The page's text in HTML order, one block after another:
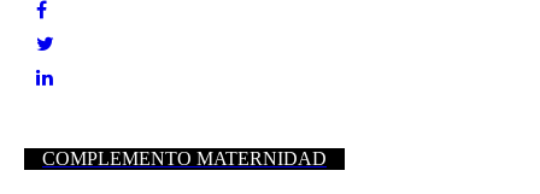
COMPLEMENTO MATERNIDAD